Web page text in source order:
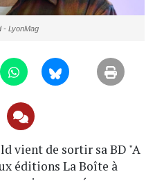
- LyonMag
vient de sortir sa BD "A
éditions La Boîte à